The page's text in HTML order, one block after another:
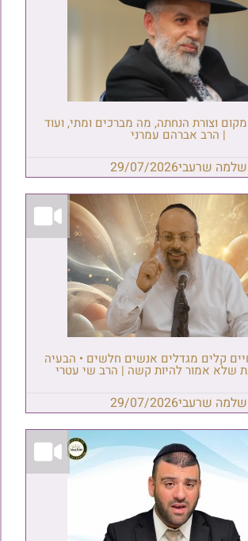
וצורת הנחתה, מה מברכים ומתי, ועוד
| הרב אברהם עמרני
שלמה שרעבי29/07/2026
קלים מגדלים אנשים חלשים • הבעיה
שלא אמור להיות קשה | הרב שי עטרי
שלמה שרעבי29/07/2026